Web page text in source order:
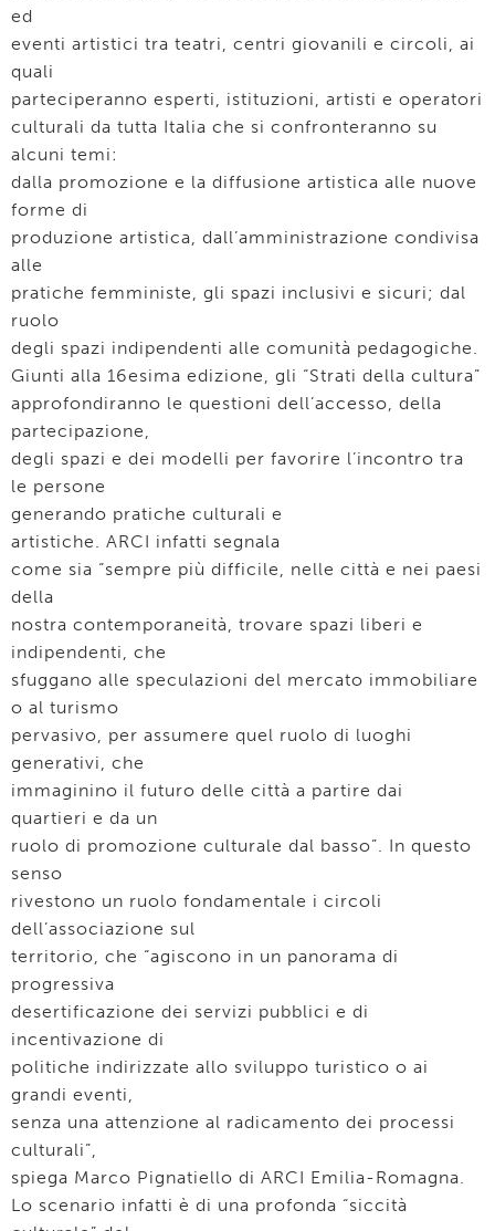
ed
eventi artistici tra teatri, centri giovanili e circoli, ai
quali
parteciperanno esperti, istituzioni, artisti e operatori
culturali da tutta Italia che si confronteranno su
alcuni temi:
dalla promozione e la diffusione artistica alle nuove
forme di
produzione artistica, dall’amministrazione condivisa
alle
pratiche femministe, gli spazi inclusivi e sicuri; dal
ruolo
degli spazi indipendenti alle comunità pedagogiche.
Giunti alla 16esima edizione, gli “Strati della cultura”
approfondiranno le questioni dell’accesso, della
partecipazione,
degli spazi e dei modelli per favorire l’incontro tra
le persone
generando pratiche culturali e
artistiche. ARCI infatti segnala
come sia “sempre più difficile, nelle città e nei paesi
della
nostra contemporaneità, trovare spazi liberi e
indipendenti, che
sfuggano alle speculazioni del mercato immobiliare
o al turismo
pervasivo, per assumere quel ruolo di luoghi
generativi, che
immaginino il futuro delle città a partire dai
quartieri e da un
ruolo di promozione culturale dal basso”. In questo
senso
rivestono un ruolo fondamentale i circoli
dell’associazione sul
territorio, che “agiscono in un panorama di
progressiva
desertificazione dei servizi pubblici e di
incentivazione di
politiche indirizzate allo sviluppo turistico o ai
grandi eventi,
senza una attenzione al radicamento dei processi
culturali”,
spiega Marco Pignatiello di ARCI Emilia-Romagna.
Lo scenario infatti è di una profonda “siccità